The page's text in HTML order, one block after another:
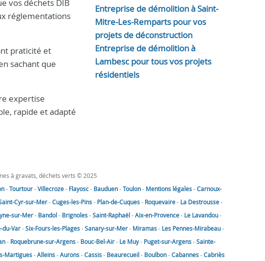
vos déchets DIB
réglementations
praticité et
sachant que
expertise
rapide et adapté
Entreprise de démolition à Saint-
Mitre-Les-Remparts pour vos
projets de déconstruction
Entreprise de démolition à
Lambesc pour tous vos projets
résidentiels
à gravats, déchets verts © 2025
-Tourtour-Villecroze- Flayosc- Bauduen-Toulon- Mentions légales-Carnoux-
Cyr-sur-Mer-Cuges-les-Pins- Plan-de-Cuques- Roquevaire- La Destrousse-
sur-Mer- Bandol- Brignoles-Saint-Raphaël-Aix-en-Provence- Le Lavandou-
du-Var-Six-Fours-les-Plages-Sanary-sur-Mer- Miramas- Les Pennes-Mirabeau-
- Roquebrune-sur-Argens- Bouc-Bel-Air- Le Muy- Puget-sur-Argens-Sainte-
Martigues-Alleins-Aurons-Cassis- Beaurecueil- Boulbon-Cabannes-Cabriès